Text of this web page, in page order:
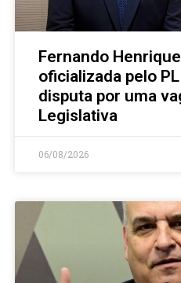
Fernando
oficializada pelo
disputa por uma
Legislativa
06/08/2026